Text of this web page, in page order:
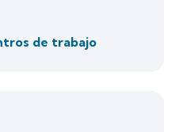
de trabajo